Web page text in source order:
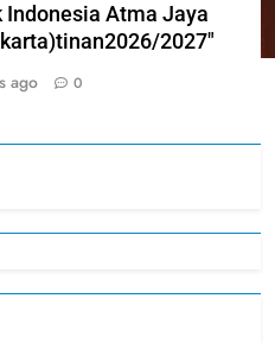
Atma Jaya
2027″
ago 0